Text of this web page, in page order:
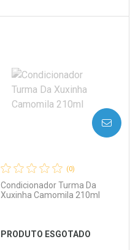
Laboratório
Ver Desconto Convênio
Por Menos
(0)
Condicionador Turma Da
Xuxinha Camomila 210ml
PRODUTO ESGOTADO
AVISE-ME